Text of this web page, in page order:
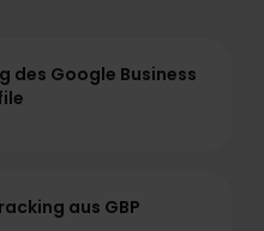
Google Business
aus GBP